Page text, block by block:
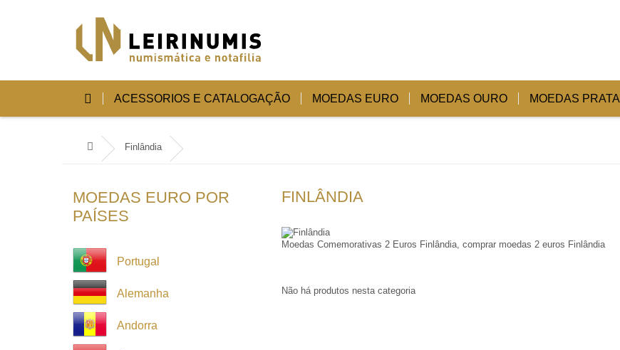
ACESSORIOS E CATALOGAÇÃO MOEDAS EURO MOEDAS OURO MOEDAS PRATA
Finlândia
MOEDAS EURO POR
PAÍSES
Portugal
Alemanha
Andorra
FINLÂNDIA
Moedas Comemorativas 2 Euros Finlândia, comprar moedas 2 euros Finlândia
Não há produtos nesta categoria